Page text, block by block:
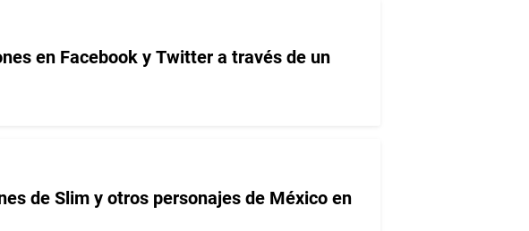
en Facebook y Twitter a través de un
de Slim y otros personajes de México en